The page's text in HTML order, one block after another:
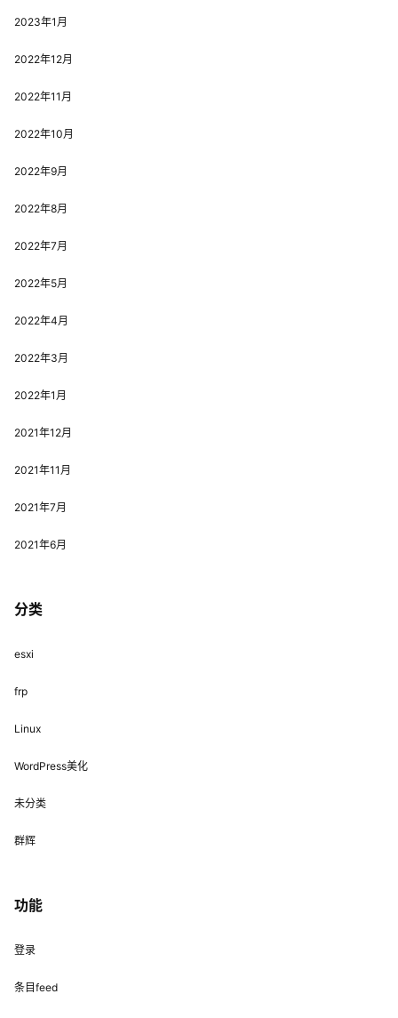
2023年1月
2022年12月
2022年11月
2022年10月
2022年9月
2022年8月
2022年7月
2022年5月
2022年4月
2022年3月
2022年1月
2021年12月
2021年11月
2021年7月
2021年6月
分类
esxi
frp
Linux
WordPress美化
未分类
群辉
功能
登录
条目feed